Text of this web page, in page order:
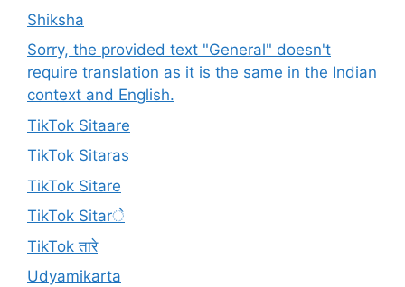
Shiksha
Sorry, the provided text "General" doesn't
require translation as it is the same in the Indian
context and English.
TikTok Sitaare
TikTok Sitaras
TikTok Sitare
TikTok Sitarे
TikTok तारे
Udyamikarta